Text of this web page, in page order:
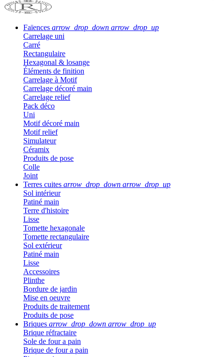
Faïences arrow_drop_down arrow_drop_up
Carrelage uni
Carré
Rectangulaire
Hexagonal & losange
Éléments de finition
Carrelage à Motif
Carrelage décoré main
Carrelage relief
Pack déco
Uni
Motif décoré main
Motif relief
Simulateur
Céramix
Produits de pose
Colle
Joint
Terres cuites arrow_drop_down arrow_drop_up
Sol intérieur
Patiné main
Terre d'histoire
Lisse
Tomette hexagonale
Tomette rectangulaire
Sol extérieur
Patiné main
Lisse
Accessoires
Plinthe
Bordure de jardin
Mise en oeuvre
Produits de traitement
Produits de pose
Briques arrow_drop_down arrow_drop_up
Brique réfractaire
Sole de four a pain
Brique de four a pain